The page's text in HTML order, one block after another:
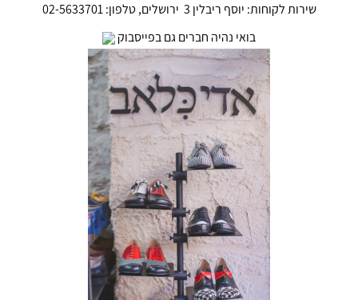
שירות לקוחות: יוסף ריבלין 3 ירושלים, טלפון: 02-5633701
בואי נהיה חברים גםבפייסבוק